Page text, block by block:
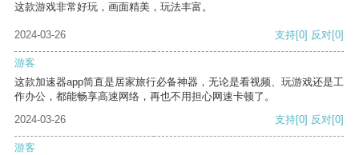
这款游戏非常好玩，画面精美，玩法丰富。
2024-03-26 支持[0] 反对[0]
游客
这款加速器app简直是居家旅行必备神器，无论是看视频、玩游戏还是工
作办公，都能畅享高速网络，再也不用担心网速卡顿了。
2024-03-26
支持[0] 反对[0]
游客